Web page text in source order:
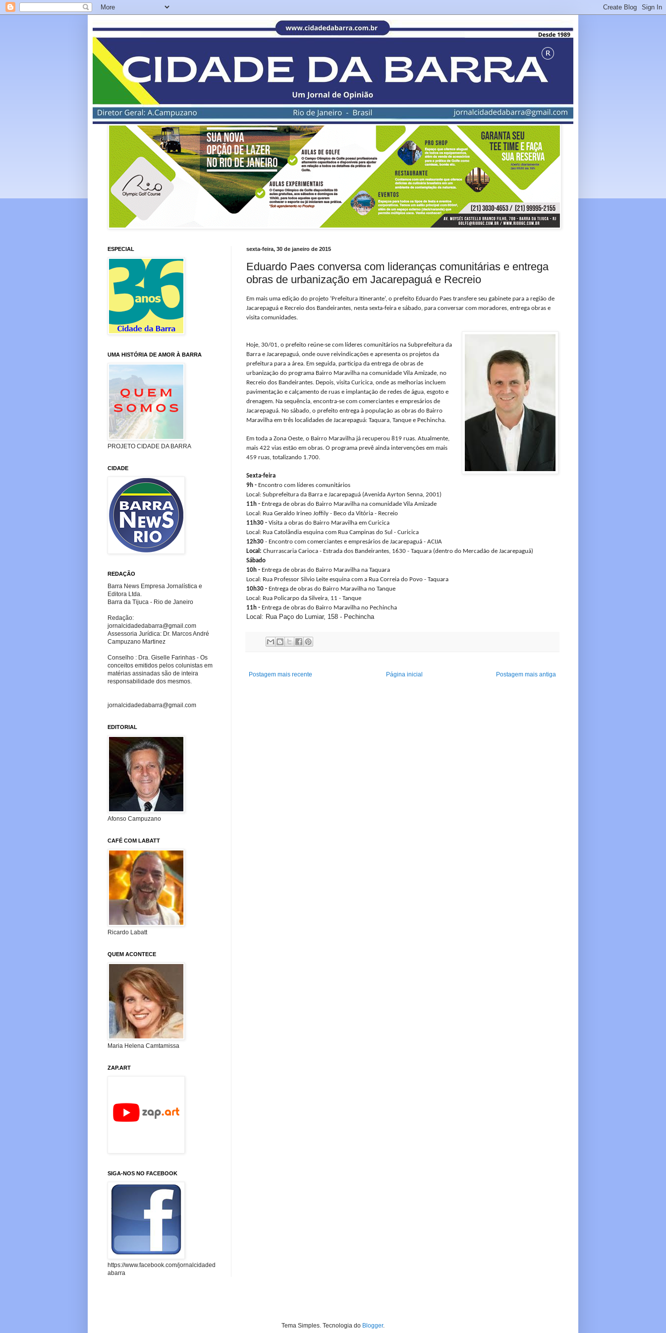
sexta-feira, 30 de janeiro de 2015
Eduardo Paes conversa com lideranças comunitárias e entrega
obras de urbanização em Jacarepaguá e Recreio
Em mais uma edição do projeto ‘Prefeitura Itinerante’, o prefeito Eduardo Paes transfere seu gabinete para a região de
Jacarepaguá e Recreio dos Bandeirantes, nesta sexta-feira e sábado, para conversar com moradores, entrega obras e
visita comunidades.
Hoje, 30/01, o prefeito reúne-se com líderes comunitários na Subprefeitura da
Barra e Jacarepaguá, onde ouve reivindicações e apresenta os projetos da
prefeitura para a área. Em seguida, participa da entrega de obras de
urbanização do programa Bairro Maravilha na comunidade Vila Amizade, no
Recreio dos Bandeirantes. Depois, visita Curicica, onde as melhorias incluem
pavimentação e calçamento de ruas e implantação de redes de água, esgoto e
drenagem. Na sequência, encontra-se com comerciantes e empresários de
Jacarepaguá. No sábado, o prefeito entrega à população as obras do Bairro
Maravilha em três localidades de Jacarepaguá: Taquara, Tanque e Pechincha.
Em toda a Zona Oeste, o Bairro Maravilha já recuperou 819 ruas. Atualmente,
mais 422 vias estão em obras. O programa prevê ainda intervenções em mais
459 ruas, totalizando 1.700.
Sexta-feira
9h - Encontro com líderes comunitários
Local: Subprefeitura da Barra e Jacarepaguá (Avenida Ayrton Senna, 2001)
11h - Entrega de obras do Bairro Maravilha na comunidade Vila Amizade
Local: Rua Geraldo Irineo Joffily - Beco da Vitória - Recreio
11h30 - Visita a obras do Bairro Maravilha em Curicica
Local: Rua Catolândia esquina com Rua Campinas do Sul - Curicica
12h30 - Encontro com comerciantes e empresários de Jacarepaguá - ACIJA
Local: Churrascaria Carioca - Estrada dos Bandeirantes, 1630 - Taquara (dentro do Mercadão de Jacarepaguá)
Sábado
10h - Entrega de obras do Bairro Maravilha na Taquara
Local: Rua Professor Silvio Leite esquina com a Rua Correia do Povo - Taquara
10h30 - Entrega de obras do Bairro Maravilha no Tanque
Local: Rua Policarpo da Silveira, 11 - Tanque
11h - Entrega de obras do Bairro Maravilha no Pechincha
Local: Rua Paço do Lumiar, 158 - Pechincha
Postagem mais recente Postagem mais antiga
Página inicial
ESPECIAL
UMA HISTÓRIA DE AMOR À BARRA
PROJETO CIDADE DA BARRA
CIDADE
REDAÇÃO
Barra News Empresa Jornalística e
Editora Ltda.
Barra da Tijuca - Rio de Janeiro
Redação:
jornalcidadedabarra@gmail.com
Assessoria Jurídica: Dr. Marcos André
Campuzano Martinez
Conselho : Dra. Giselle Farinhas - Os
conceitos emitidos pelos colunistas em
matérias assinadas são de inteira
responsabilidade dos mesmos.
jornalcidadedabarra@gmail.com
EDITORIAL
Afonso Campuzano
CAFÉ COM LABATT
Ricardo Labatt
QUEM ACONTECE
Maria Helena Camtamissa
ZAP.ART
SIGA-NOS NO FACEBOOK
https://www.facebook.com/jornalcidaded
abarra
Tema Simples. Tecnologia do Blogger.